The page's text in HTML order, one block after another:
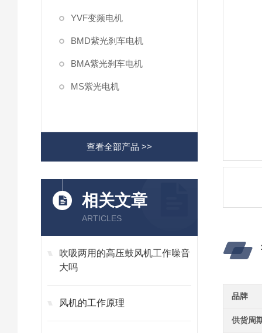
YVF变频电机
BMD紫光刹车电机
BMA紫光刹车电机
MS紫光电机
查看全部产品 >>
相关文章
ARTICLES
吹吸两用的高压鼓风机工作噪音
大吗
风机的工作原理
品牌
供货周